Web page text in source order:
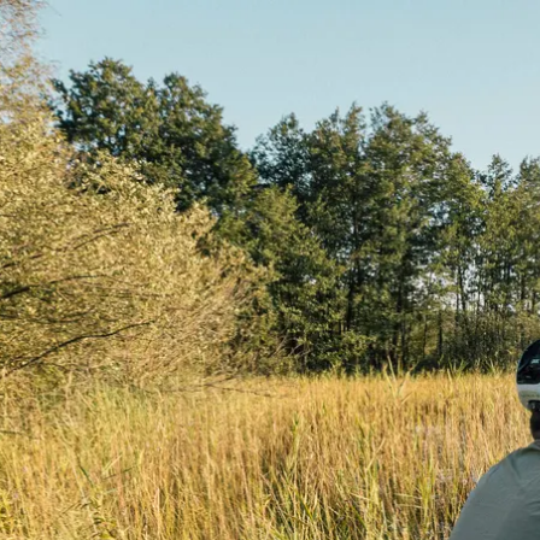
Aktivitäten im Chiemgau
Wandern & Gipfelglück
Radfahren &
Mountainbiken
Chiemsee &
Aktivitäten für die Familie
Winter
Golfen
&
Orte